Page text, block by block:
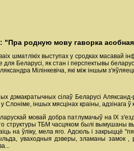
"Пра родную мову гаворка
шматлікіх выступах у сродках масавай
для Беларусі, як стан і перспектывы
Мілінкевіча, які між іншым
дэмакратычных сілаў Беларусі
у Слоніме, іншых мясцінах краіны,
мовай добра патлумачыў на ІХ
структуры ТБМ часцяком былі
на ўліку, мела яго. Адсюль і закрыццё
уваходныя дзверы, зламаны замок ,